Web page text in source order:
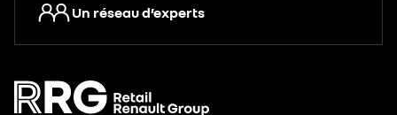
Un réseau d’experts